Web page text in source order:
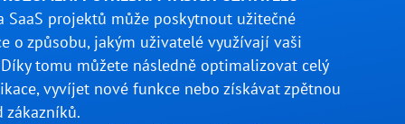
SaaS projektů může poskytnout užitečné
o způsobu, jakým uživatelé využívají vaši
tomu můžete následně optimalizovat celý
vyvíjet nové funkce nebo získávat zpětnou
zákazníků.